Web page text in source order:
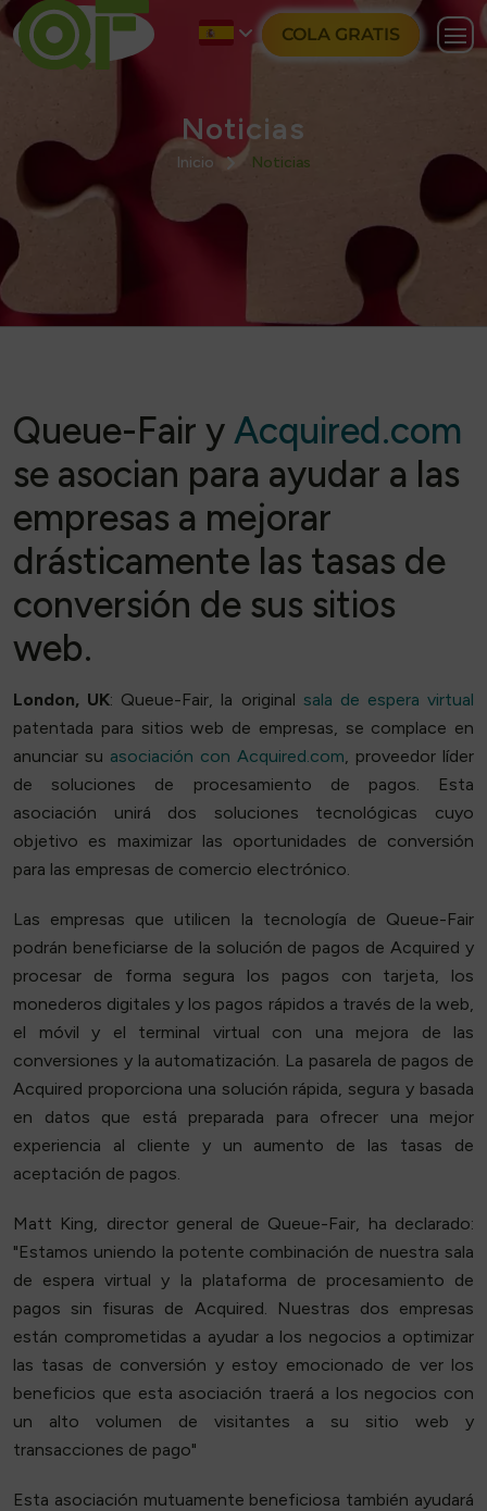
COLA GRATIS
Noticias
Inicio Noticias
Queue-Fair yAcquired.com
se asocian para ayudar a las
empresas a mejorar
drásticamente las tasas de
conversión de sus sitios
web.
London, UK: Queue-Fair, la original sala de espera virtual
patentada para sitios web de empresas, se complace en
anunciar su asociación con Acquired.com, proveedor líder
de soluciones de procesamiento de pagos. Esta
asociación unirá dos soluciones tecnológicas cuyo
objetivo es maximizar las oportunidades de conversión
para las empresas de comercio electrónico.
Las empresas que utilicen la tecnología de Queue-Fair
podrán beneficiarse de la solución de pagos de Acquired y
procesar de forma segura los pagos con tarjeta, los
monederos digitales y los pagos rápidos a través de la web,
el móvil y el terminal virtual con una mejora de las
conversiones y la automatización. La pasarela de pagos de
Acquired proporciona una solución rápida, segura y basada
en datos que está preparada para ofrecer una mejor
experiencia al cliente y un aumento de las tasas de
aceptación de pagos.
Matt King, director general de Queue-Fair, ha declarado:
"Estamos uniendo la potente combinación de nuestra sala
de espera virtual y la plataforma de procesamiento de
pagos sin fisuras de Acquired. Nuestras dos empresas
están comprometidas a ayudar a los negocios a optimizar
las tasas de conversión y estoy emocionado de ver los
beneficios que esta asociación traerá a los negocios con
un alto volumen de visitantes a su sitio web y
transacciones de pago"
Esta asociación mutuamente beneficiosa también ayudará